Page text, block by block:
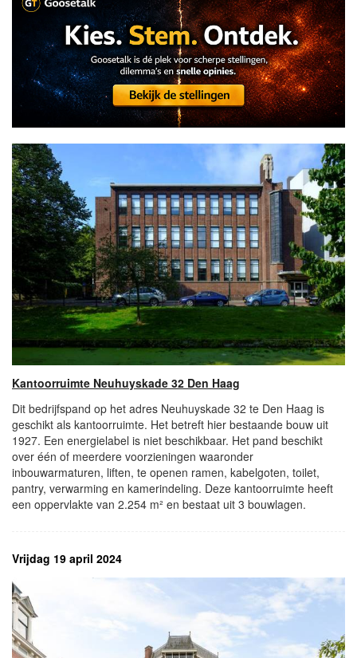
Kantoorruimte Neuhuyskade 32 Den Haag
Dit bedrijfspand op het adres Neuhuyskade 32 te Den Haag is
geschikt als kantoorruimte. Het betreft hier bestaande bouw uit
1927. Een energielabel is niet beschikbaar. Het pand beschikt
over één of meerdere voorzieningen waaronder
inbouwarmaturen, liften, te openen ramen, kabelgoten, toilet,
pantry, verwarming en kamerindeling. Deze kantoorruimte heeft
een oppervlakte van 2.254 m² en bestaat uit 3 bouwlagen.
Vrijdag 19 april 2024